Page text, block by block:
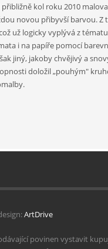
kol roku 2010
novou přibyvší barvou.
už logicky vyplývá z
i na papíře pomocí
jiný, jakoby chvějivý a
doložil „pouhým"
ArtDrive
povinen vystavit